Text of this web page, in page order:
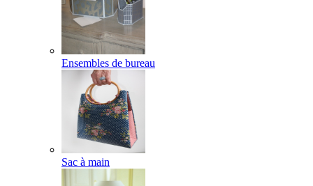
Ensembles de bureau
Sac à main